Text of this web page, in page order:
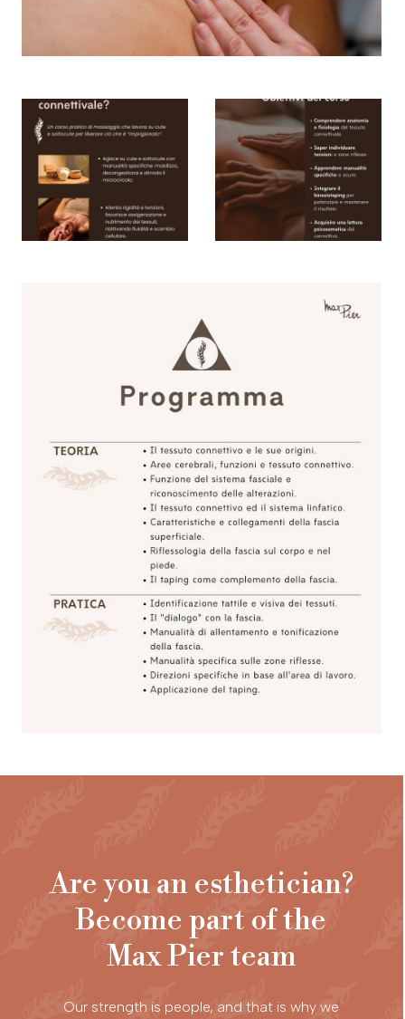
Are you an esthetician?
Become part of the
Max Pier team
Our strength is people, and that is why we